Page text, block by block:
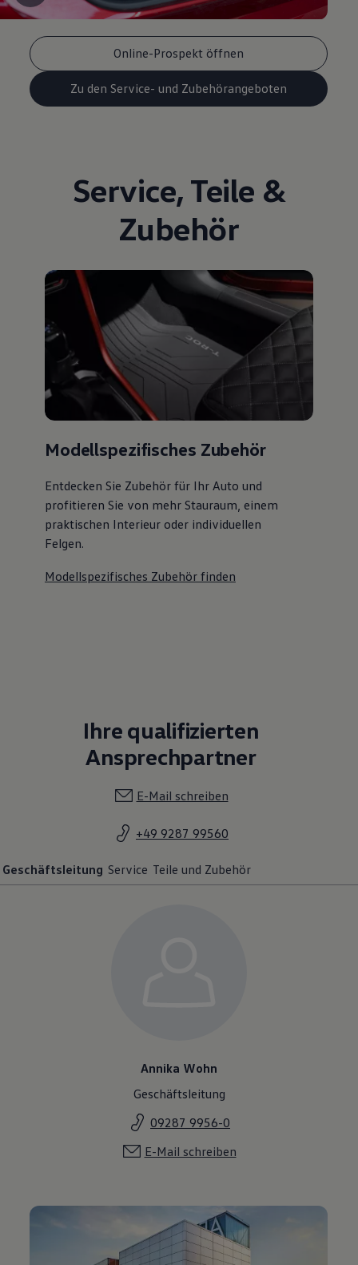
Online-Prospekt öffnen
Zu den Service- und Zubehörangeboten
Service, Teile &
Zubehör
Modellspezifisches Zubehör
Entdecken Sie Zubehör für Ihr Auto und
profitieren Sie von mehr Stauraum, einem
praktischen Interieur oder individuellen
Felgen.
Modellspezifisches Zubehör finden
Ihre qualifizierten
Ansprechpartner
E-Mail schreiben
+49 9287 99560
Geschäftsleitung Service Teile und Zubehör
Annika Wohn
Geschäftsleitung
09287 9956-0
E-Mail schreiben